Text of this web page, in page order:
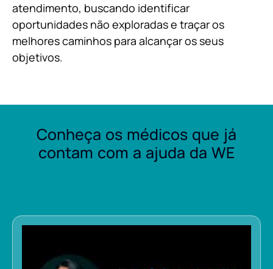
atendimento, buscando identificar
oportunidades não exploradas e traçar os
melhores caminhos para alcançar os seus
objetivos.
Conheça os médicos que já
contam com a ajuda da WE